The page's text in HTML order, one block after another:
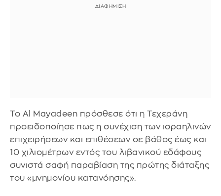
Το Al Mayadeen πρόσθεσε ότι η Τεχεράνη
προειδοποίησε πως η συνέχιση των ισραηλινών
επιχειρήσεων και επιθέσεων σε βάθος έως και
10 χιλιομέτρων εντός του λιβανικού εδάφους
συνιστά σαφή παραβίαση της πρώτης διάταξης
του «μνημονίου κατανόησης».